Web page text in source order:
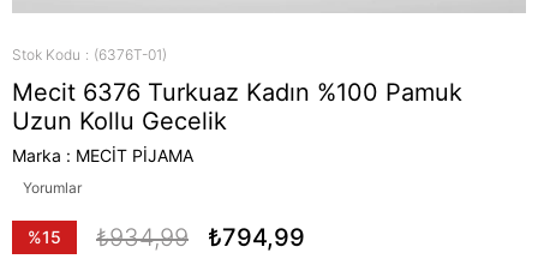
Stok Kodu (6376T-01)
Mecit 6376 Turkuaz Kadın %100 Pamuk
Uzun Kollu Gecelik
Marka : MECİT PİJAMA
Yorumlar
%15
₺934,99 ₺794,99